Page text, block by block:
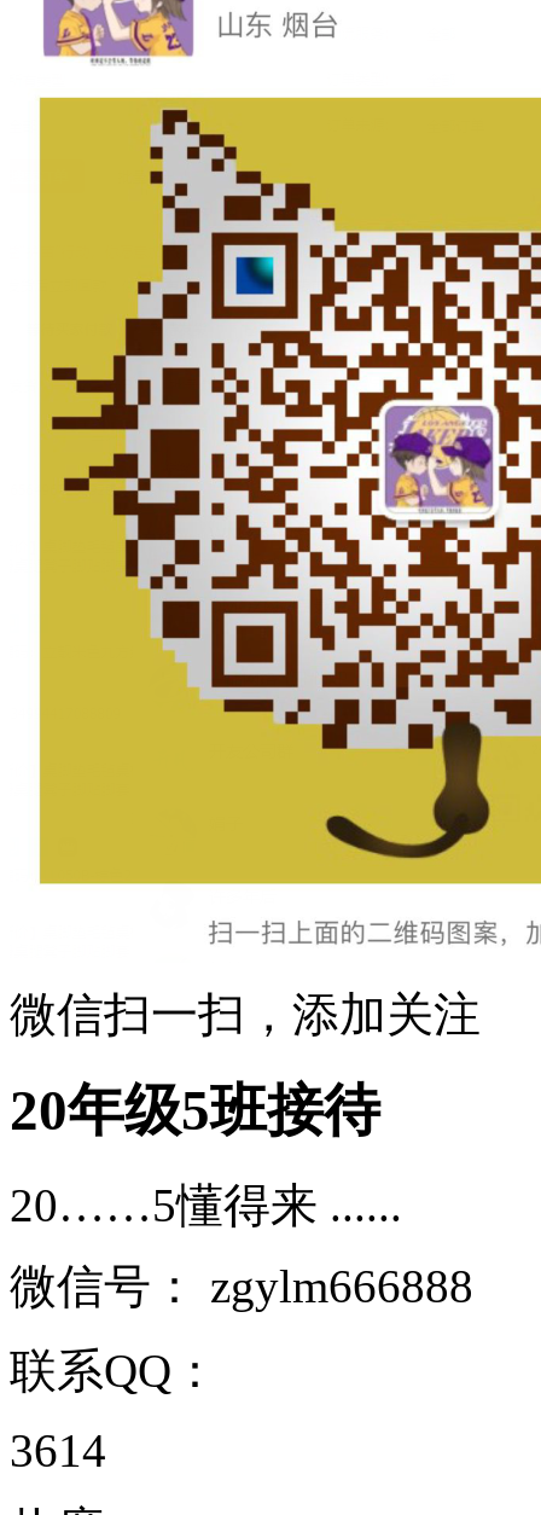
微信扫一扫，添加关注
20年级5班接待
20……5懂得来 ......
微信号： zgylm666888
联系QQ：
3614